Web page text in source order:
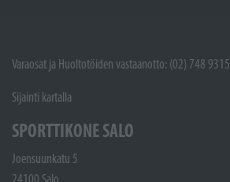
Varaosat ja Huoltotöiden vastaanotto: (02) 748 9315
Sijainti kartalla
SPORTTIKONE SALO
Joensuunkatu 5
24100 Salo